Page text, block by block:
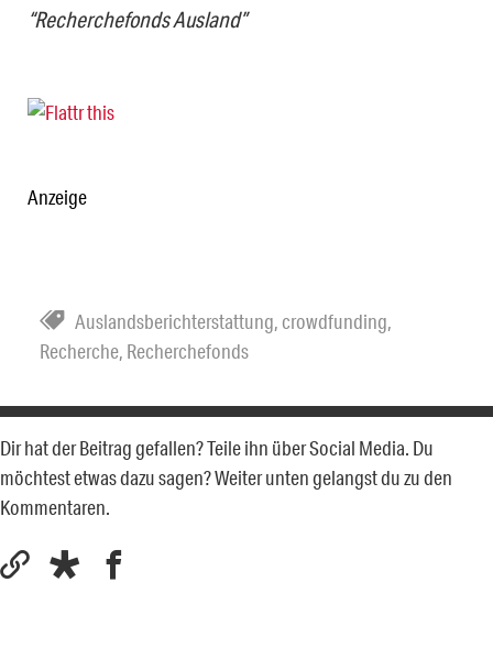
“Recherchefonds Ausland”
Anzeige
Auslandsberichterstattung, crowdfunding,
Recherche, Recherchefonds
Dir hat der Beitrag gefallen? Teile ihn über Social Media. Du
möchtest etwas dazu sagen? Weiter unten gelangst du zu den
Kommentaren.